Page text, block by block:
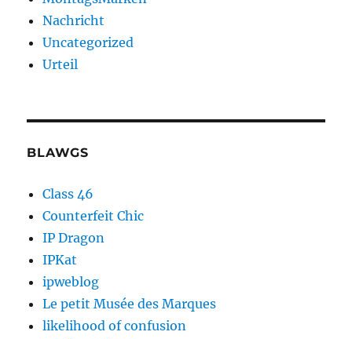
Nachricht
Uncategorized
Urteil
BLAWGS
Class 46
Counterfeit Chic
IP Dragon
IPKat
ipweblog
Le petit Musée des Marques
likelihood of confusion